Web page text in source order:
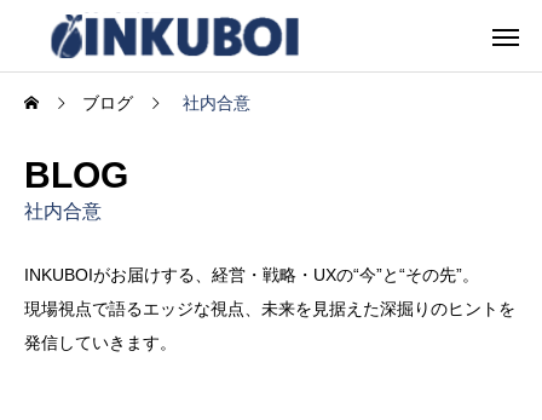
ブログ 社内合意
BLOG
社内合意
INKUBOIがお届けする、経営・戦略・UXの“今”と“その先”。
現場視点で語るエッジな視点、未来を見据えた深掘りのヒントを
発信していきます。